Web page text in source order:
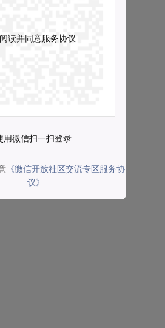
读并同意服务协议
用微信扫一扫登录
《微信开放社区交流专区服务协
议》